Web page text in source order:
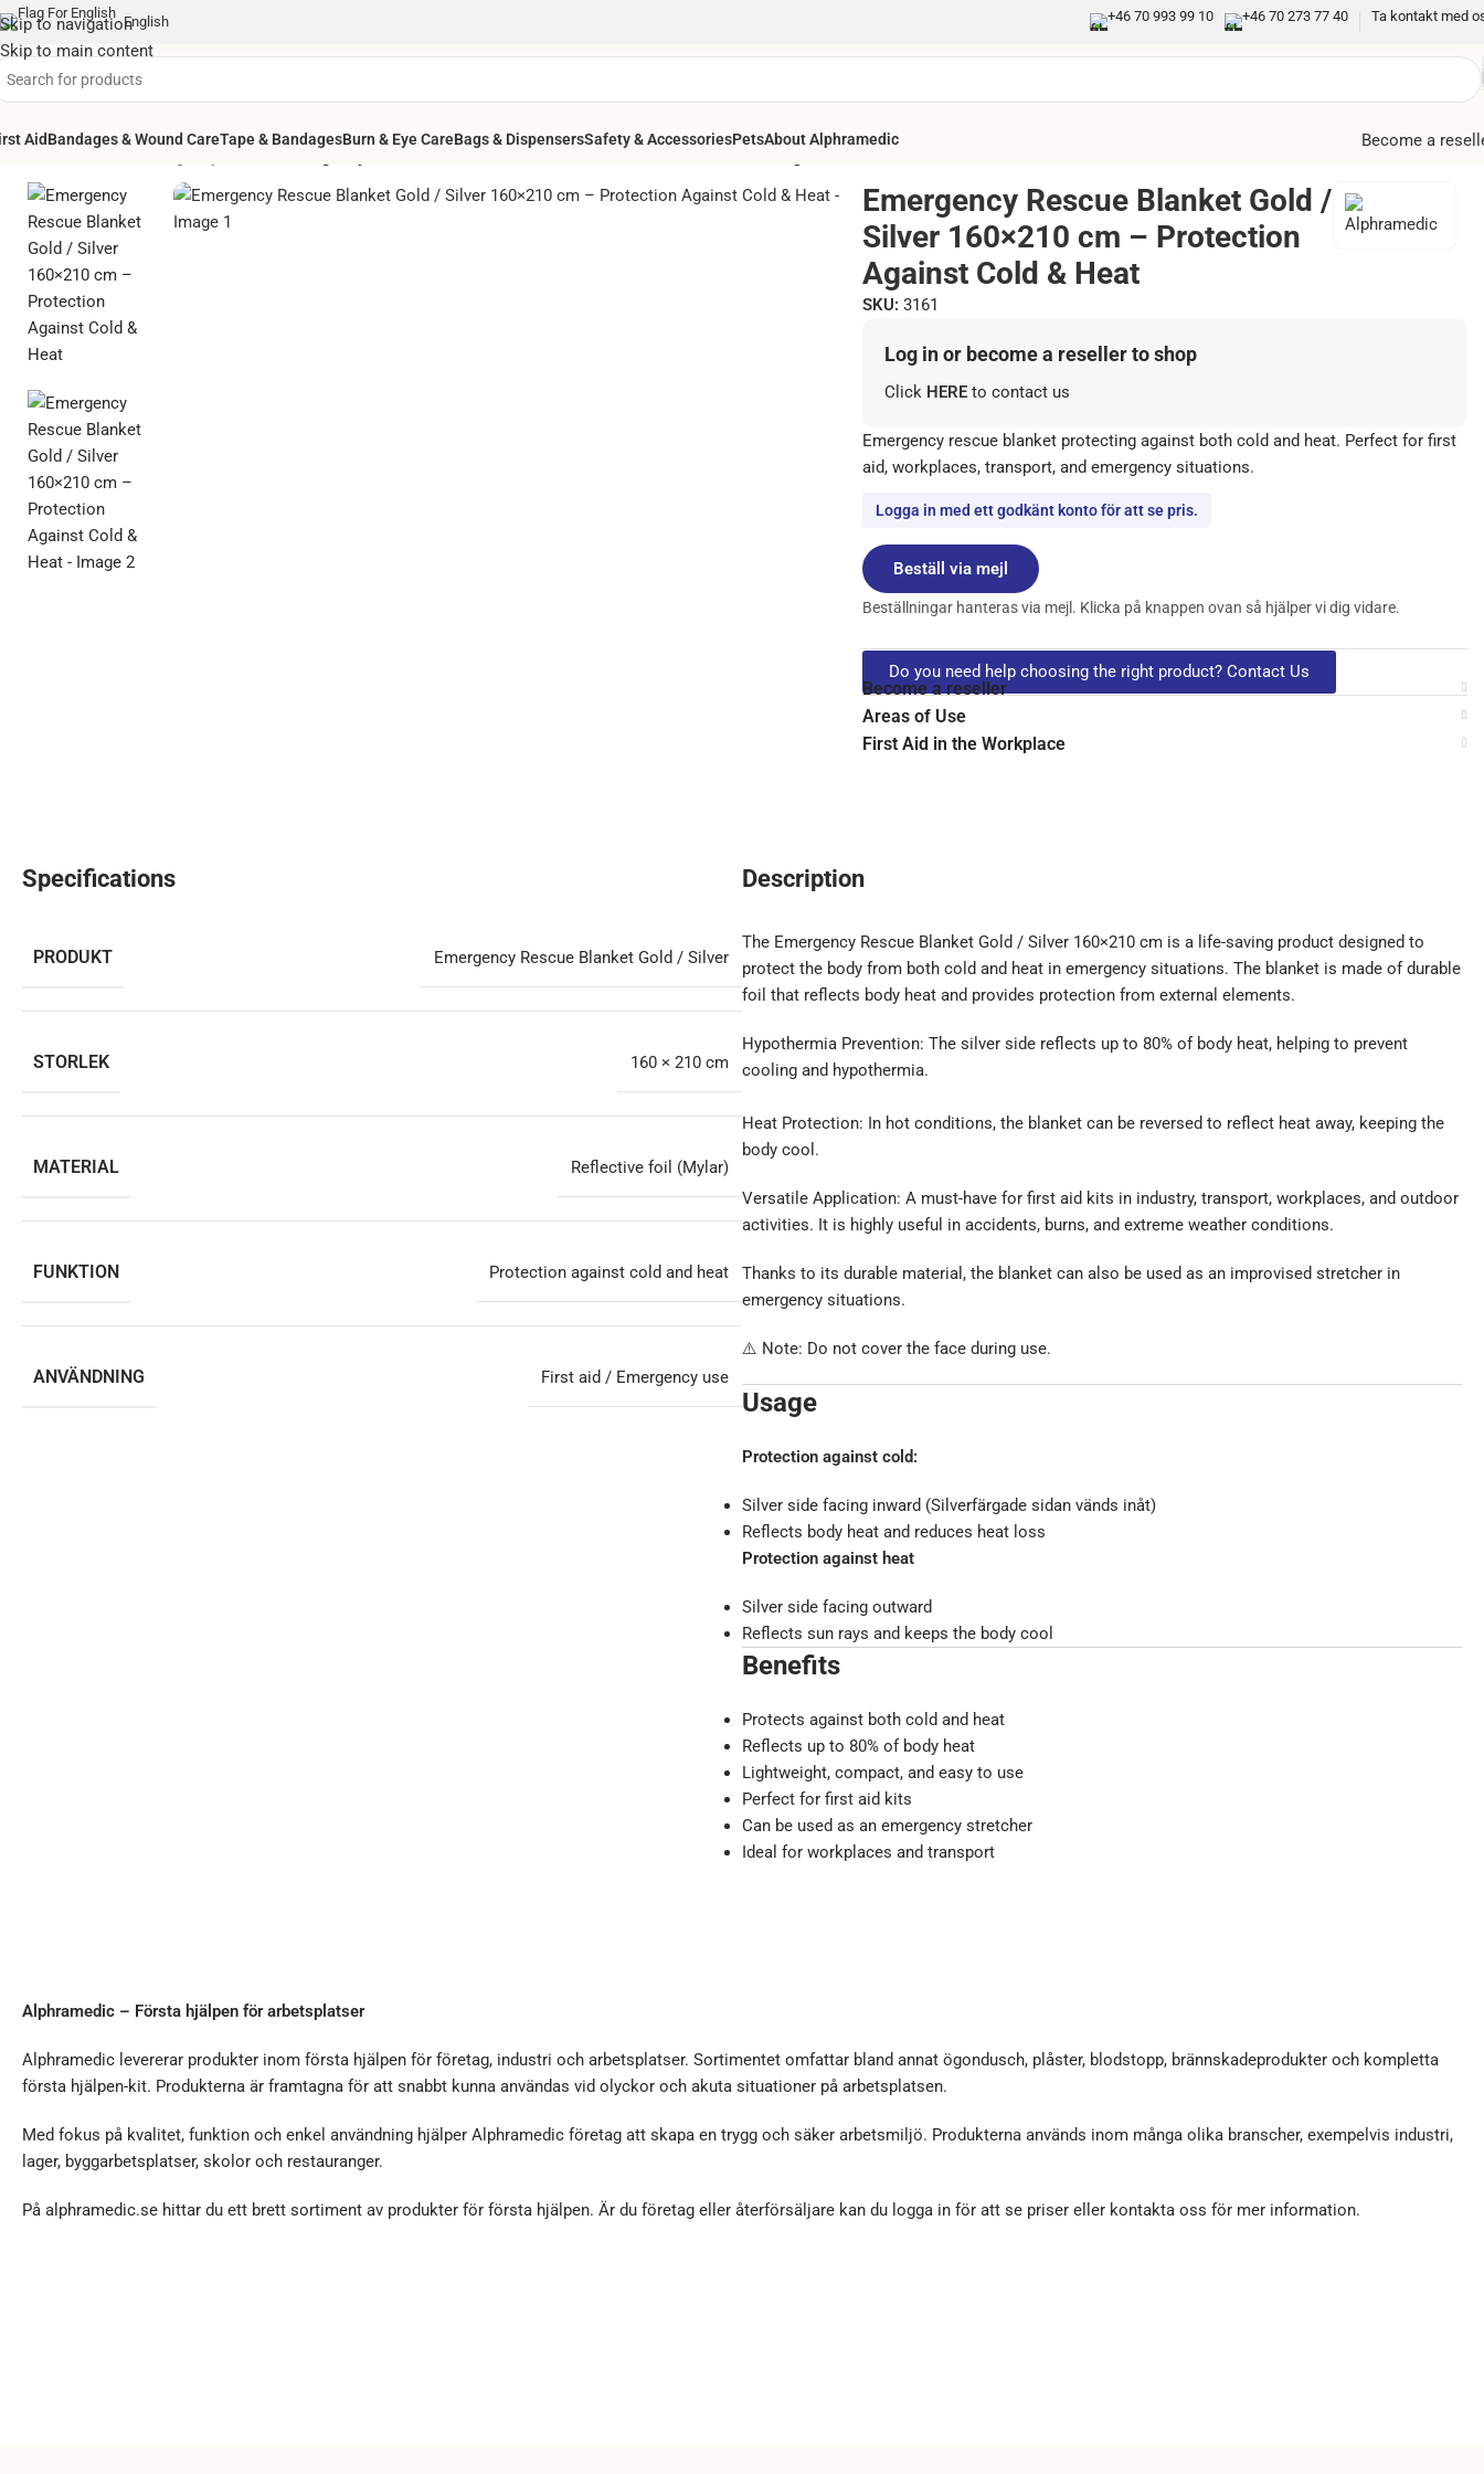
Skip to navigation
Skip to main content
English +46 70 993 99 10 +46 70 273 77 40 Ta kontakt med
AidBandages & Wound CareTape & BandagesBurn & Eye CareBags & DispensersSafety & AccessoriesPetsAbout Alphramedic
Become a
Emergency Rescue Blanket Gold /
Silver 160×210 cm – Protection
Against Cold & Heat
SKU:3161
Log in or become a reseller to shop
Click HERE to contact us
Emergency rescue blanket protecting against both cold and heat. Perfect for first
aid, workplaces, transport, and emergency situations.
Logga in med ett godkänt konto för att se pris.
Beställ via mejl
Beställningar hanteras via mejl. Klicka på knappen ovan så hjälper vi dig vidare.
Do you need help choosing the right product? Contact Us
Become a reseller
Areas of Use
First Aid in the Workplace
Specifications
PRODUKT Emergency Rescue Blanket Gold / Silver
STORLEK 160 × 210 cm
MATERIAL Reflective foil (Mylar)
FUNKTION Protection against cold and heat
ANVÄNDNING First aid / Emergency use
Description
The Emergency Rescue Blanket Gold / Silver 160×210 cm is a life-saving product designed to
protect the body from both cold and heat in emergency situations. The blanket is made of durable
foil that reflects body heat and provides protection from external elements.
Hypothermia Prevention: The silver side reflects up to 80% of body heat, helping to prevent
cooling and hypothermia.
Heat Protection: In hot conditions, the blanket can be reversed to reflect heat away, keeping the
body cool.
Versatile Application: A must-have for first aid kits in industry, transport, workplaces, and outdoor
activities. It is highly useful in accidents, burns, and extreme weather conditions.
Thanks to its durable material, the blanket can also be used as an improvised stretcher in
emergency situations.
⚠️ Note: Do not cover the face during use.
Usage
Protection against cold:
Silver side facing inward (Silverfärgade sidan vänds inåt)
Reflects body heat and reduces heat loss
Protection against heat
Silver side facing outward
Reflects sun rays and keeps the body cool
Benefits
Protects against both cold and heat
Reflects up to 80% of body heat
Lightweight, compact, and easy to use
Perfect for first aid kits
Can be used as an emergency stretcher
Ideal for workplaces and transport
Alphramedic – Första hjälpen för arbetsplatser
Alphramedic levererar produkter inom första hjälpen för företag, industri och arbetsplatser. Sortimentet omfattar bland annat ögondusch, plåster, blodstopp, brännskadeprodukter och kompletta
första hjälpen-kit. Produkterna är framtagna för att snabbt kunna användas vid olyckor och akuta situationer på arbetsplatsen.
Med fokus på kvalitet, funktion och enkel användning hjälper Alphramedic företag att skapa en trygg och säker arbetsmiljö. Produkterna används inom många olika branscher, exempelvis industri,
lager, byggarbetsplatser, skolor och restauranger.
På alphramedic.se hittar du ett brett sortiment av produkter för första hjälpen. Är du företag eller återförsäljare kan du logga in för att se priser eller kontakta oss för mer information.